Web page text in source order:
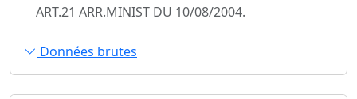
ART.21 ARR.MINIST DU 10/08/2004.
Données brutes